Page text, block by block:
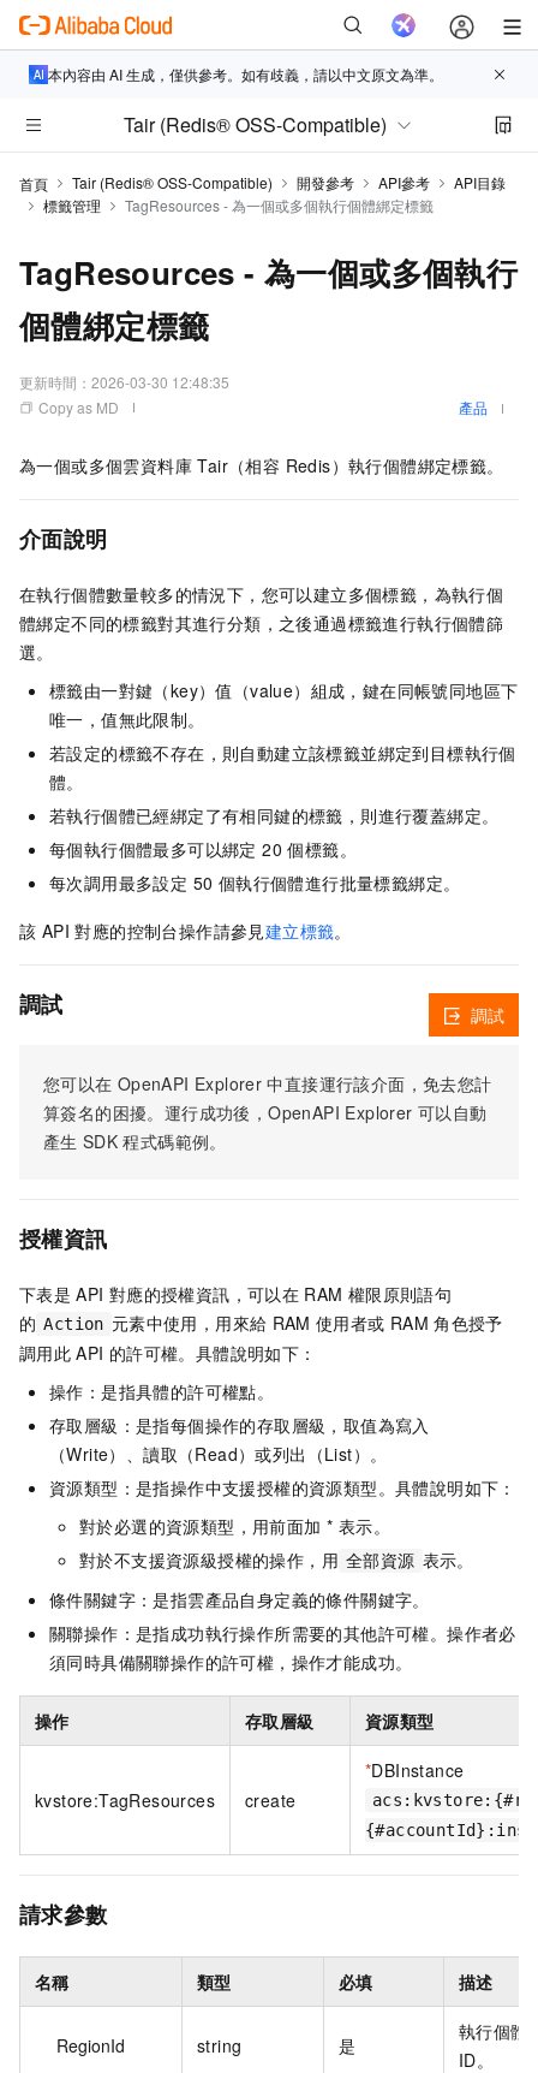
本內容由 AI 生成，僅供參考。如有歧義，請以中文原文為準。
Tair (Redis® OSS-Compatible)
首頁 Tair (Redis® OSS-Compatible) 開發參考 API參考
API目錄
標籤管理
TagResources - 為一個或多個執行個體綁定標籤
TagResources - 為一個或多個執行
個體綁定標籤
更新時間： 2026-03-30 12:48:35
Copy as MD
產品
為一個或多個雲資料庫 Tair（相容 Redis）執行個體綁定標籤。
介面說明
在執行個體數量較多的情況下，您可以建立多個標籤，為執行個
體綁定不同的標籤對其進行分類，之後通過標籤進行執行個體篩
選。
標籤由一對鍵（key）值（value）組成，鍵在同帳號同地區下
唯一，值無此限制。
若設定的標籤不存在，則自動建立該標籤並綁定到目標執行個
體。
若執行個體已經綁定了有相同鍵的標籤，則進行覆蓋綁定。
每個執行個體最多可以綁定 20 個標籤。
每次調用最多設定 50 個執行個體進行批量標籤綁定。
該 API 對應的控制台操作請參見建立標籤。
調試
您可以在 OpenAPI Explorer 中直接運行該介面，免去您計
算簽名的困擾。運行成功後，OpenAPI Explorer 可以自動
產生 SDK 程式碼範例。
調試
授權資訊
下表是 API 對應的授權資訊，可以在 RAM 權限原則語句
的 Action 元素中使用，用來給 RAM 使用者或 RAM 角色授予
調用此 API 的許可權。具體說明如下：
操作：是指具體的許可權點。
存取層級：是指每個操作的存取層級，取值為寫入
（Write）、讀取（Read）或列出（List）。
資源類型：是指操作中支援授權的資源類型。具體說明如下：
對於必選的資源類型，用前面加 * 表示。
對於不支援資源級授權的操作，用 全部資源 表示。
條件關鍵字：是指雲產品自身定義的條件關鍵字。
關聯操作：是指成功執行操作所需要的其他許可權。操作者必
須同時具備關聯操作的許可權，操作才能成功。
操作 存取層級 資源類型
kvstore:TagResources create
*DBInstance
請求參數
名稱 類型 必填 描述
RegionId string 是
執行個體
ID。